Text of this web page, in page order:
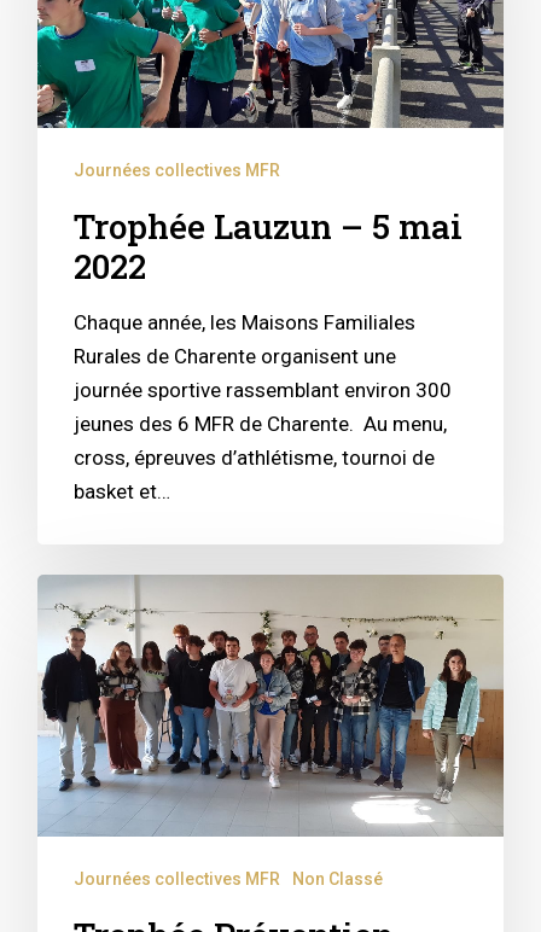
Journées collectives MFR
Trophée Lauzun – 5 mai
2022
Chaque année, les Maisons Familiales
Rurales de Charente organisent une
journée sportive rassemblant environ 300
jeunes des 6 MFR de Charente. Au menu,
cross, épreuves d’athlétisme, tournoi de
basket et…
Journées collectives MFR Non Classé